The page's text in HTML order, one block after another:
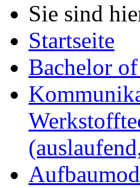
Sie sind
Startseite
Bachelor